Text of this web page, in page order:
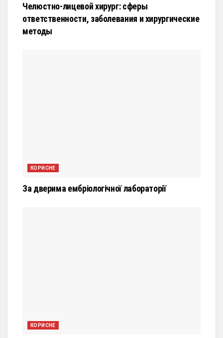
Челюстно-лицевой хирург: сферы
ответственности, заболевания и хирургические
методы
КОРИСНЕ
За дверима ембріологічної лабораторії
КОРИСНЕ